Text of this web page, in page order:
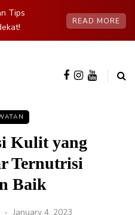
Tips
READ MORE
Kulit yang
Ternutrisi
Baik
January 4, 2023